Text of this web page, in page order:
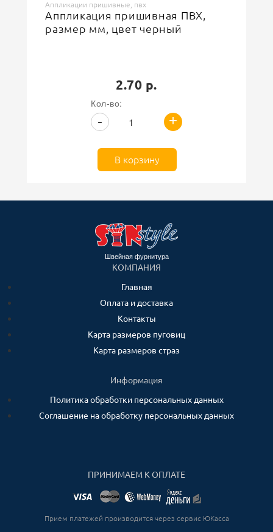
Аппликации пришивные, пвх
Аппликация пришивная ПВХ,
размер мм, цвет черный
2.70 р.
Кол-во:
+
-
В корзину
Швейная фурнитура
КОМПАНИЯ
Главная
Оплата и доставка
Контакты
Карта размеров пуговиц
Карта размеров страз
Информация
Политика обработки персональных данных
Соглашение на обработку персональных данных
ПРИНИМАЕМ К ОПЛАТЕ
Прием платежей производится через сервис ЮКасса